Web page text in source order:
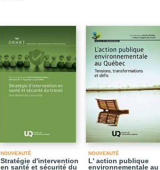
NOUVEAUTÉ
Stratégie d'intervention
en santé et sécurité du
NOUVEAUTÉ
L' action publique
environnementale au